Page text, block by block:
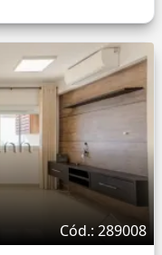
Cód.: 289008